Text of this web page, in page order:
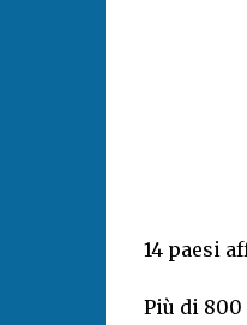
14 paesi
Più di